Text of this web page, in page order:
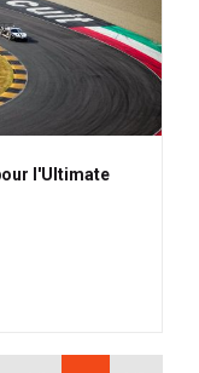
l'Ultimate